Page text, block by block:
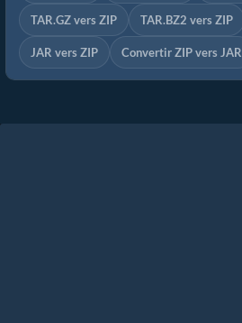
TAR.GZ vers ZIP TAR.BZ2 vers ZIP
JAR vers ZIP Convertir ZIP vers JAR